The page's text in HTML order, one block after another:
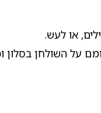
על השולחן בסלון